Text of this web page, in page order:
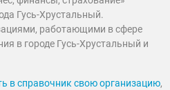
Гусь-Хрустальный.
работающими в сфере
в городе Гусь-Хрустальный и
в справочник свою организацию,